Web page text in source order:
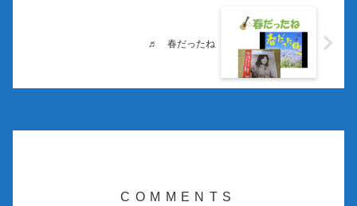
♬ 春だったね